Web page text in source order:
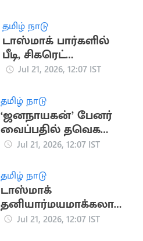
தமிழ் நாடு
டாஸ்மாக் பார்களில்
பீடி, சிகரெட்
விற்பனைக்குத் தடை
Jul 21, 2026, 12:07 IST
தமிழ் நாடு
‘ஜனநாயகன்’ பேனர்
வைப்பதில் தவெக
நிர்வாகிகள் இடையே
Jul 21, 2026, 12:07 IST
தமிழ் நாடு
டாஸ்மாக்
தனியார்மயமாக்கலா?
அமைச்சர் விக்னேஷ்
Jul 21, 2026, 12:07 IST